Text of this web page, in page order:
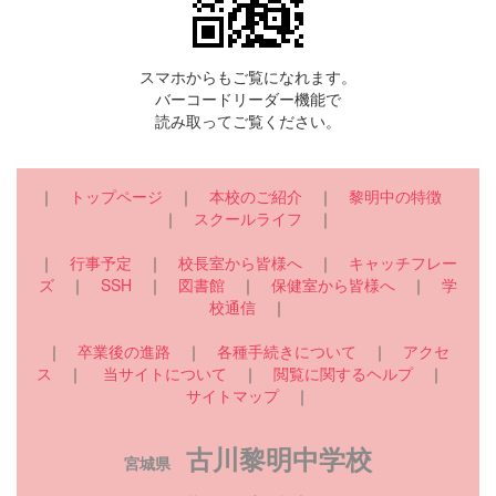
スマホからもご覧になれます。
バーコードリーダー機能で
読み取ってご覧ください。
｜ トップページ ｜ 本校のご紹介 ｜ 黎明中の特徴
｜ スクールライフ ｜
｜ 行事予定 ｜ 校長室から皆様へ ｜ キャッチフレー
ズ ｜ SSH ｜ 図書館 ｜ 保健室から皆様へ ｜ 学
校通信 ｜
｜ 卒業後の進路 ｜ 各種手続きについて ｜ アクセ
ス ｜ 当サイトについて ｜ 閲覧に関するヘルプ｜
サイトマップ｜
宮城県 古川黎明中学校